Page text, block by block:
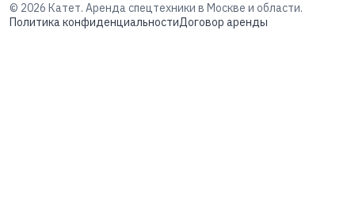
© 2026 Катет. Аренда спецтехники в Москве и области.
Политика конфиденциальностиДоговор аренды